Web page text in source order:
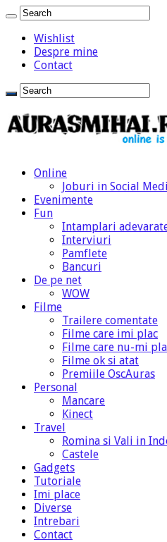
Wishlist
Despre mine
Contact
Online
Joburi in Social
Evenimente
Fun
Intamplari
Interviuri
Pamflete
Bancuri
De pe net
WOW
Filme
Trailere comentate
Filme care imi plac
Filme care nu-mi
Filme ok si atat
Premiile OscAuras
Personal
Mancare
Kinect
Travel
Romina si Vali in
Castele
Gadgets
Tutoriale
Imi place
Diverse
Intrebari
Contact